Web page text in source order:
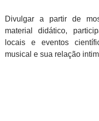
Divulgar a partir de
material didático,
locais e eventos
musical e sua relação